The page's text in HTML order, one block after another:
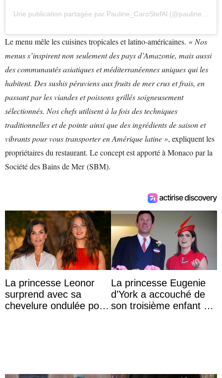
Le menu mêle les cuisines tropicales et latino-américaines. « Nos
menus s’inspirent non seulement des pays d’Amazonie, mais aussi
des communautés asiatiques et méditerranéennes uniques qui les
habitent. Des sushis péruviens aux fruits de mer crus et frais, en
passant par les viandes et poissons grillés soigneusement
sélectionnés. Nos chefs utilisent à la fois des techniques
traditionnelles et de pointe ainsi que des ingrédients de saison et
vibrants pour vous transporter en Amérique latine », expliquent les
propriétaires du restaurant. Le concept est apporté à Monaco par la
Société des Bains de Mer (SBM).
La princesse Leonor
surprend avec sa
chevelure ondulée pour
La princesse Eugenie
d’York a accouché de
son troisième enfant et